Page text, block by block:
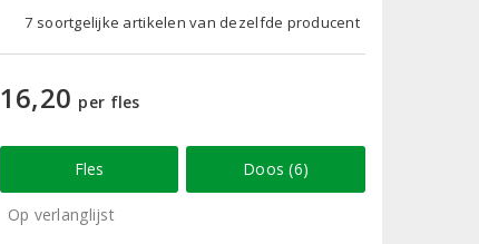
7 soortgelijke artikelen van dezelfde producent
16,20 per fles
Fles Doos (6)
Op verlanglijst